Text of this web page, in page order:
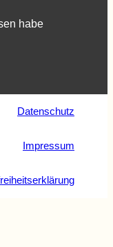
habe
Datenschutz
Impressum